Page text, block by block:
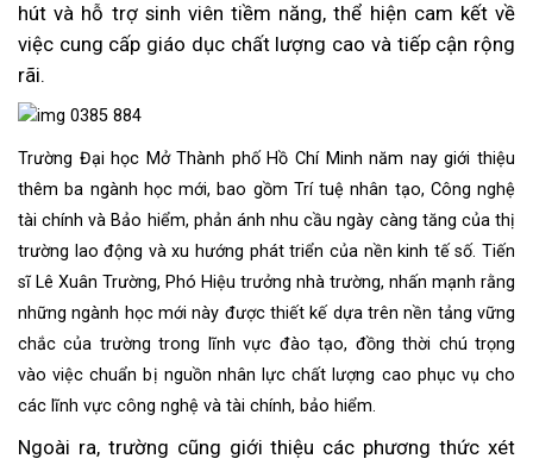
hút và hỗ trợ sinh viên tiềm năng, thể hiện cam kết về
việc cung cấp giáo dục chất lượng cao và tiếp cận rộng
rãi.
Trường Đại học Mở Thành phố Hồ Chí Minh năm nay giới thiệu
thêm ba ngành học mới, bao gồm Trí tuệ nhân tạo, Công nghệ
tài chính và Bảo hiểm, phản ánh nhu cầu ngày càng tăng của thị
trường lao động và xu hướng phát triển của nền kinh tế số. Tiến
sĩ Lê Xuân Trường, Phó Hiệu trưởng nhà trường, nhấn mạnh rằng
những ngành học mới này được thiết kế dựa trên nền tảng vững
chắc của trường trong lĩnh vực đào tạo, đồng thời chú trọng
vào việc chuẩn bị nguồn nhân lực chất lượng cao phục vụ cho
các lĩnh vực công nghệ và tài chính, bảo hiểm.
Ngoài ra, trường cũng giới thiệu các phương thức xét